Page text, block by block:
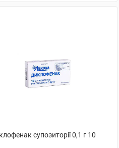
супозиторії 0,1 г 10